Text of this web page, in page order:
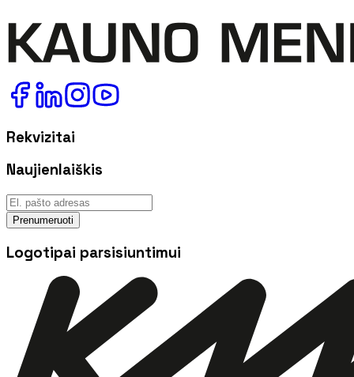
Rekvizitai
Naujienlaiškis
Prenumeruoti
Logotipai parsisiuntimui